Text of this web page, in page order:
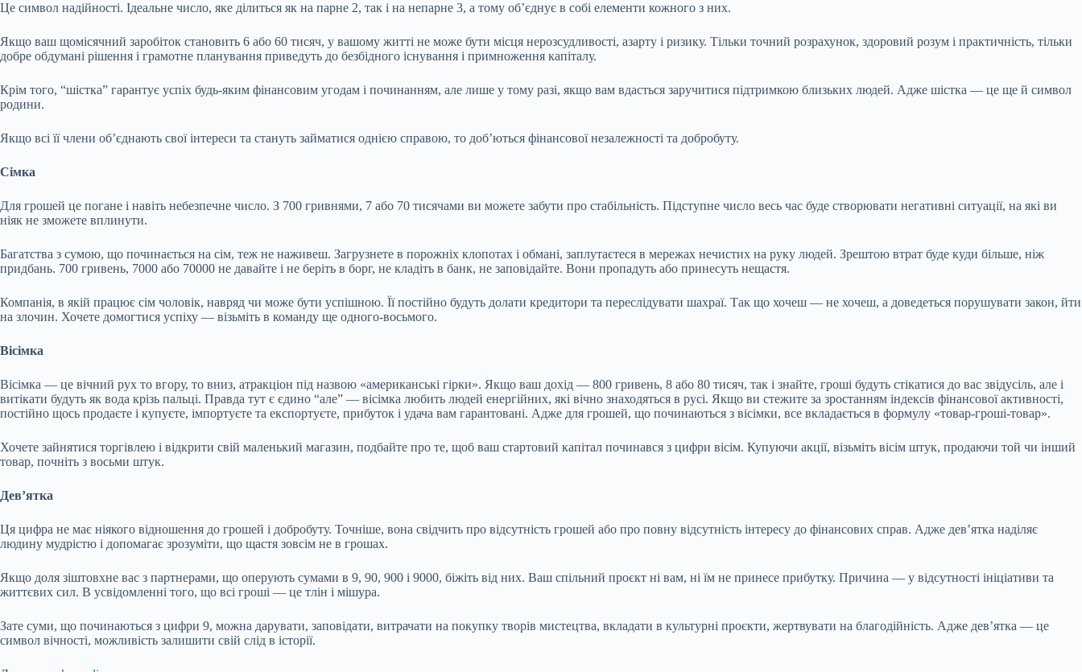
Це символ надійності. Ідеальне число, яке ділиться як на парне 2, так і на непарне 3, а тому об’єднує в собі елементи кожного з них.
Якщо ваш щомісячний заробіток становить 6 або 60 тисяч, у вашому житті не може бути місця нерозсудливості, азарту і ризику. Тільки точний розрахунок, здоровий розум і практичність, тільки
добре обдумані рішення і грамотне планування приведуть до безбідного існування і примноження капіталу.
Крім того, “шістка” гарантує успіх будь-яким фінансовим угодам і починанням, але лише у тому разі, якщо вам вдасться заручитися підтримкою близьких людей. Адже шістка — це ще й символ
родини.
Якщо всі її члени об’єднають свої інтереси та стануть займатися однією справою, то доб’ються фінансової незалежності та добробуту.
Сімка
Для грошей це погане і навіть небезпечне число. З 700 гривнями, 7 або 70 тисячами ви можете забути про стабільність. Підступне число весь час буде створювати негативні ситуації, на які ви
ніяк не зможете вплинути.
Багатства з сумою, що починається на сім, теж не наживеш. Загрузнете в порожніх клопотах і обмані, заплутаєтеся в мережах нечистих на руку людей. Зрештою втрат буде куди більше, ніж
придбань. 700 гривень, 7000 або 70000 не давайте і не беріть в борг, не кладіть в банк, не заповідайте. Вони пропадуть або принесуть нещастя.
Компанія, в якій працює сім чоловік, навряд чи може бути успішною. Її постійно будуть долати кредитори та переслідувати шахраї. Так що хочеш — не хочеш, а доведеться порушувати закон, йти
на злочин. Хочете домогтися успіху — візьміть в команду ще одного-восьмого.
Вісімка
Вісімка — це вічний рух то вгору, то вниз, атракціон під назвою «американські гірки». Якщо ваш дохід — 800 гривень, 8 або 80 тисяч, так і знайте, гроші будуть стікатися до вас звідусіль, але і
витікати будуть як вода крізь пальці. Правда тут є єдино “але” — вісімка любить людей енергійних, які вічно знаходяться в русі. Якщо ви стежите за зростанням індексів фінансової активності,
постійно щось продаєте і купуєте, імпортуєте та експортуєте, прибуток і удача вам гарантовані. Адже для грошей, що починаються з вісімки, все вкладається в формулу «товар-гроші-товар».
Хочете зайнятися торгівлею і відкрити свій маленький магазин, подбайте про те, щоб ваш стартовий капітал починався з цифри вісім. Купуючи акції, візьміть вісім штук, продаючи той чи інший
товар, почніть з восьми штук.
Дев’ятка
Ця цифра не має ніякого відношення до грошей і добробуту. Точніше, вона свідчить про відсутність грошей або про повну відсутність інтересу до фінансових справ. Адже дев’ятка наділяє
людину мудрістю і допомагає зрозуміти, що щастя зовсім не в грошах.
Якщо доля зіштовхне вас з партнерами, що оперують сумами в 9, 90, 900 і 9000, біжіть від них. Ваш спільний проєкт ні вам, ні їм не принесе прибутку. Причина — у відсутності ініціативи та
життєвих сил. В усвідомленні того, що всі гроші — це тлін і мішура.
Зате суми, що починаються з цифри 9, можна дарувати, заповідати, витрачати на покупку творів мистецтва, вкладати в культурні проєкти, жертвувати на благодійність. Адже дев’ятка — це
символ вічності, можливість залишити свій слід в історії.